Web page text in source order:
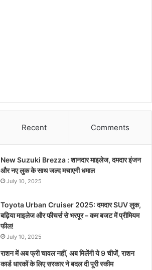
Recent Comments
New Suzuki Brezza : शानदार माइलेज, दमदार इंजन
और नए लुक के साथ जल्द मचाएगी धमाल
July 10, 2025
Toyota Urban Cruiser 2025: दमदार SUV लुक,
बढ़िया माइलेज और फीचर्स से भरपूर – कम बजट में प्रीमियम
फील!
July 10, 2025
राशन में अब फ्री चावल नहीं, अब मिलेंगी ये 9 चीजें, राशन
कार्ड धारकों के लिए सरकार ने बदल दी पूरी स्कीम